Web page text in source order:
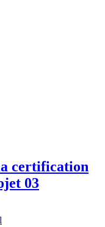
certification
03